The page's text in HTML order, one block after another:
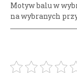
Motyw balu w
na wybranych